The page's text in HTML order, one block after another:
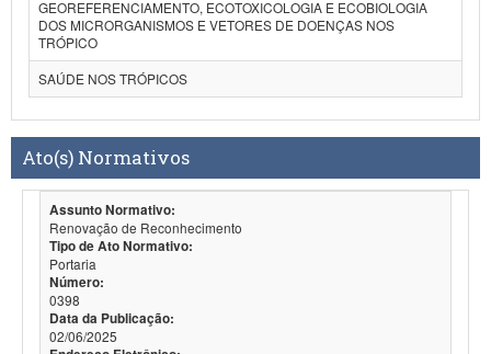
GEOREFERENCIAMENTO, ECOTOXICOLOGIA E ECOBIOLOGIA
DOS MICRORGANISMOS E VETORES DE DOENÇAS NOS
TRÓPICO
SAÚDE NOS TRÓPICOS
Ato(s) Normativos
Assunto Normativo:
Renovação de Reconhecimento
Tipo de Ato Normativo:
Portaria
Número:
0398
Data da Publicação:
02/06/2025